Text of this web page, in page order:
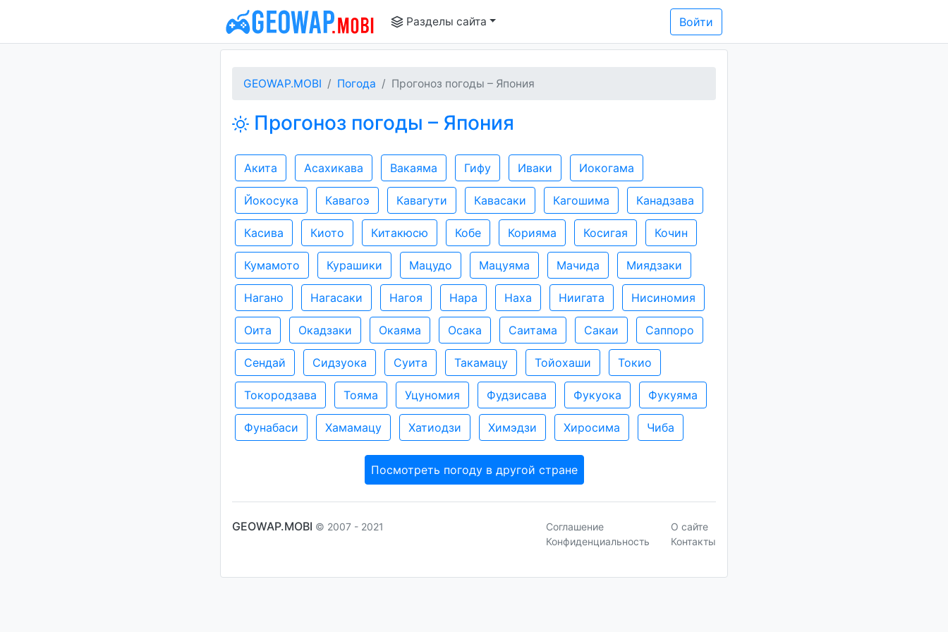
Разделы сайта Войти
GEOWAP.MOBI Погода Прогоноз погоды – Япония
Прогоноз погоды – Япония
Акита Асахикава Вакаяма Гифу Иваки Иокогама
Йокосука Кавагоэ Кавагути Кавасаки Кагошима Канадзава
Касива Киото Китакюсю Кобе Корияма Косигая Кочин
Кумамото Курашики Мацудо Мацуяма Мачида Миядзаки
Нагано Нагасаки Нагоя Нара Наха Ниигата Нисиномия
Оита Окадзаки Окаяма Осака Саитама Сакаи Саппоро
Сендай Сидзуока Суита Такамацу Тойохаши Токио
Токородзава Тояма Уцуномия Фудзисава Фукуока Фукуяма
Фунабаси Хамамацу Хатиодзи Химэдзи Хиросима Чиба
Посмотреть погоду в другой стране
GEOWAP.MOBI © 2007 - 2021
Соглашение
Конфиденциальность
О сайте
Контакты